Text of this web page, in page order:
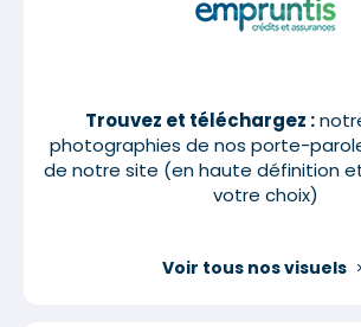
Trouvez et téléchargez :
photographies de nos porte-
de notre site (en haute définition
votre choix)
Voir tous nos visuels